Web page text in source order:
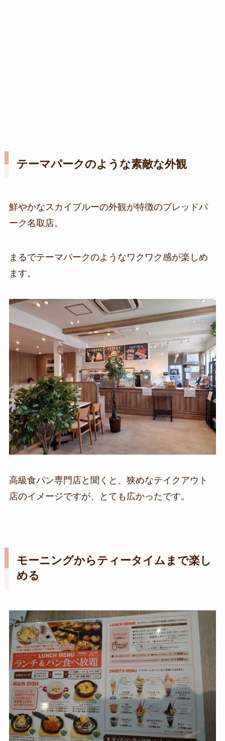
テーマパークのような素敵な外観
鮮やかなスカイブルーの外観が特徴のブレッドパ
ーク名取店。
まるでテーマパークのようなワクワク感が楽しめ
ます。
高級食パン専門店と聞くと、狭めなテイクアウト
店のイメージですが、とても広かったです。
モーニングからティータイムまで楽し
める